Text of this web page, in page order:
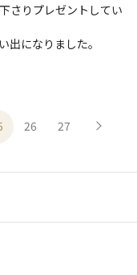
さりプレゼントしてい
出になりました。
26 27